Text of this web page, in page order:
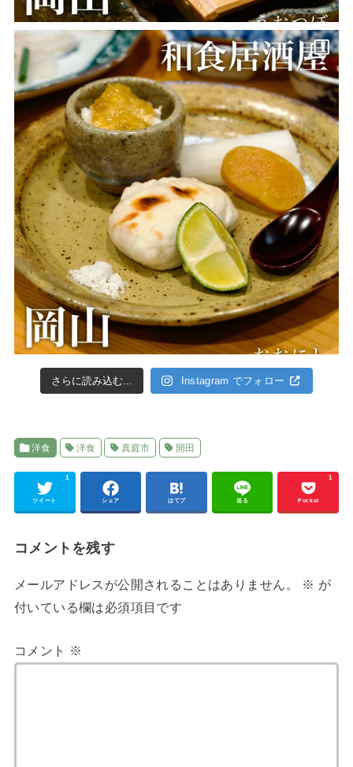
さらに読み込む... Instagram でフォロー
洋食 洋食 真庭市 開田
ツイート
1
シェア はてブ 送る Pocket
1
コメントを残す
メールアドレスが公開されることはありません。 ※ が
付いている欄は必須項目です
コメント ※